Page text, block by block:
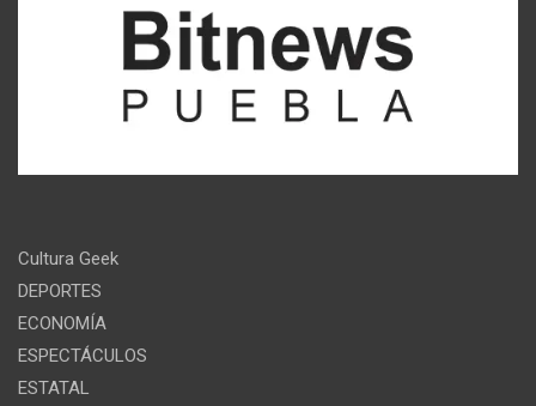
Cultura Geek
DEPORTES
ECONOMÍA
ESPECTÁCULOS
ESTATAL